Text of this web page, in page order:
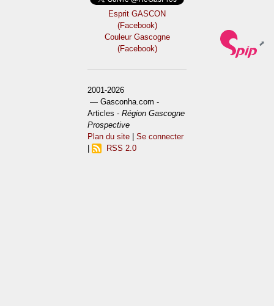
Esprit GASCON
(Facebook)
Couleur Gascogne
(Facebook)
2001-2026
— Gasconha.com -
Articles -Région Gascogne
Prospective
Plan du site |Se connecter
RSS 2.0